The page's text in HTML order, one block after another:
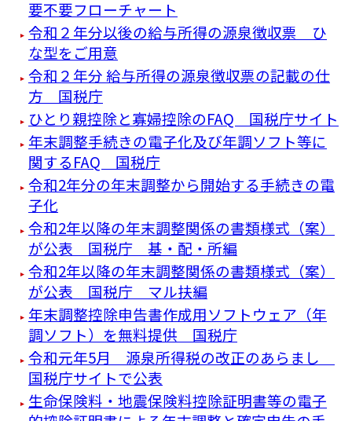
要不要フローチャート
令和２年分以後の給与所得の源泉徴収票 ひ
な型をご用意
令和２年分 給与所得の源泉徴収票の記載の仕
方 国税庁
ひとり親控除と寡婦控除のFAQ 国税庁サイト
年末調整手続きの電子化及び年調ソフト等に
関するFAQ 国税庁
令和2年分の年末調整から開始する手続きの電
子化
令和2年以降の年末調整関係の書類様式（案）
が公表 国税庁 基・配・所編
令和2年以降の年末調整関係の書類様式（案）
が公表 国税庁 マル扶編
年末調整控除申告書作成用ソフトウェア（年
調ソフト）を無料提供 国税庁
令和元年5月 源泉所得税の改正のあらまし
国税庁サイトで公表
生命保険料・地震保険料控除証明書等の電子